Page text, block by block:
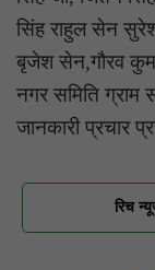
सिंह राहुल सेन
बृजेश सेन,गौरव
नगर समिति ग्राम
जानकारी प्रचार
रिच